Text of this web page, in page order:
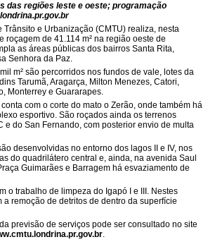
das regiões leste e oeste; programação
Trânsito e Urbanização (CMTU) realiza, nesta
roçagem de 41.114 m² na região oeste de
as áreas públicas dos bairros Santa Rita,
Senhora da Paz.
m² são percorridos nos fundos de vale, lotes da
Tarumã, Aragarça, Milton Menezes, Catori,
Monterrey e Guararapes.
com o corte do mato o Zerão, onde também há
esportivo. São roçados ainda os terrenos
e do San Fernando, com posterior envio de multa
desenvolvidas no entorno dos lagos II e IV, nos
do quadrilátero central e, ainda, na avenida Saul
Guimarães e Barragem há esvaziamento de
o trabalho de limpeza do Igapó I e III. Nestes
remoção de detritos de dentro da superfície
previsão de serviços pode ser consultado no site
.